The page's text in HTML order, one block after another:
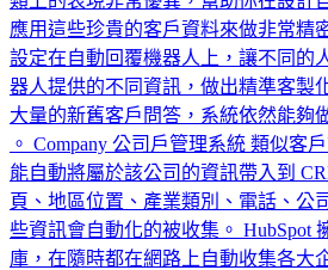
應用這些珍貴的客戶資料來做非常精
設定在自動回覆機器人上，讓不同的
器人提供的不同資訊，做出精準客製
大量的新舊客戶問答，系統依然能夠
。 Company 公司戶管理系統 類似客
能自動將屬於該公司的資訊帶入到
頁、地區位置、產業類別、電話、公
些資訊會自動化的被收集。 HubSpot
庫，在隨時都在網路上自動收集各大